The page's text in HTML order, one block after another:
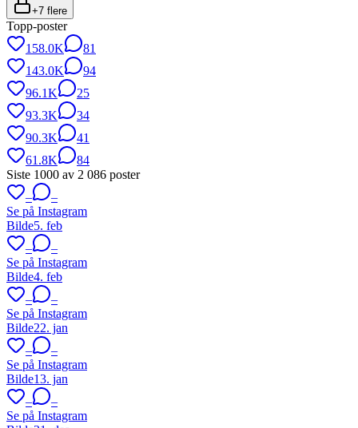
+7 flere
Topp-poster
158.0K
81
143.0K
94
96.1K
25
93.3K
34
90.3K
41
61.8K
84
Siste 1000 av 2 086 poster
–
–
Se på Instagram
Bilde5. feb
–
–
Se på Instagram
Bilde4. feb
–
–
Se på Instagram
Bilde22. jan
–
–
Se på Instagram
Bilde13. jan
–
–
Se på Instagram